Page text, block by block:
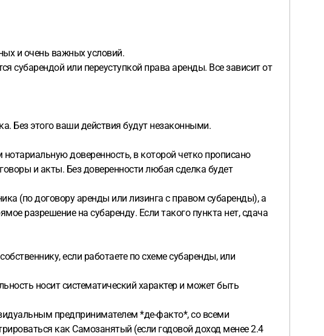
и очень важных условий.
субарендой или переуступкой права аренды. Все зависит от
Без этого ваши действия будут незаконными.
доверенность, в которой четко прописано
и акты. Без доверенности любая сделка будет
(по договору аренды или лизинга с правом субаренды), а
разрешение на субаренду. Если такого пункта нет, сдача
если работаете по схеме субаренды, или
носит систематический характер и может быть
предпринимателем *де-факто*, со всеми
как Самозанятый (если годовой доход менее 2.4